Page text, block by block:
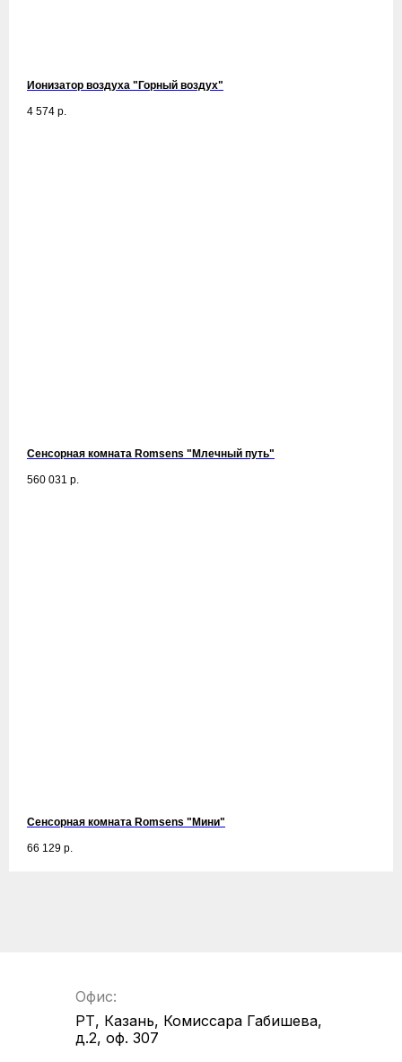
Ионизатор воздуха "Горный воздух"
4 574 р.
Сенсорная комната Romsens "Млечный путь"
560 031 р.
Сенсорная комната Romsens "Мини"
66 129 р.
Офис:
РТ, Казань, Комиссара Габишева,
д.2, оф. 307